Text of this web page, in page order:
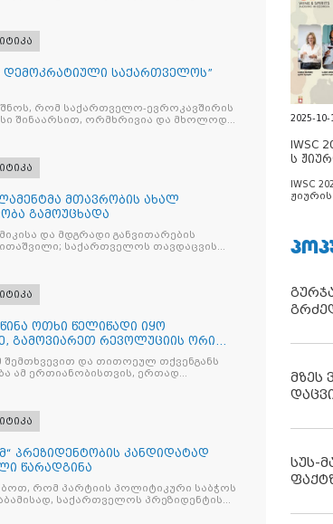
დემოკრატიული საქართველოს”
რომ საქართველო-ევროკავშირის
შინაარსით, ორმხრივია და მხოლოდ
მთავრობის ახალ
გამოუცხადა
და მდგრადი განვითარების
საქართველოს თავდაცვის
ოთხი წელიწადი იყო
გამოვიარეთ რევოლუციის ორი
მცდელობა
შემთხვევით და თითოეულ თქვენგანს
ამ ერთიანობისთვის, ერთად
პრეზიდენტობის კანდიდატად
წარადგინა
რომ პარტიის პოლიტიკური საბჭოს
პრეზიდენტის
2025-10-
IWSC
ს
IWSC
მზეს
სუს-